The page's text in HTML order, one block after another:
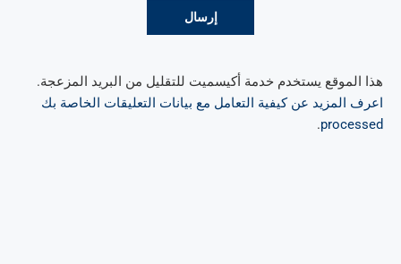
هذا الموقع يستخدم خدمة أكيسميت للتقليل من البريد المزعجة.
اعرف المزيد عن كيفية التعامل مع بيانات التعليقات الخاصة بك
processed
.